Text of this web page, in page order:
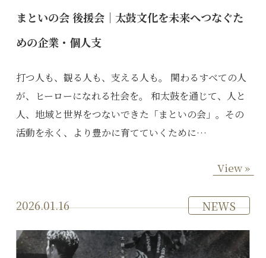
まといの会 後援会｜太鼓文化を未来へつなぐた
めの企業・個人支
打つ人も、観る人も、支える人も。 関わるすべての人
が、ヒーローになれる社会を。 和太鼓を通じて、人と
人、地域と世界をつないできた「まといの会」。その
活動を永く、より豊かに育てていくために…
View »
2026.01.16 NEWS